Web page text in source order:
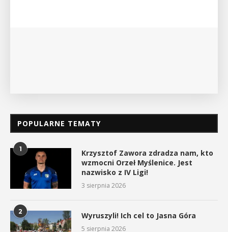
POPULARNE TEMATY
1
Krzysztof Zawora zdradza nam, kto
wzmocni Orzeł Myślenice. Jest
nazwisko z IV Ligi!
3 sierpnia 2026
2 Wyruszyli! Ich cel to Jasna Góra
5 sierpnia 2026